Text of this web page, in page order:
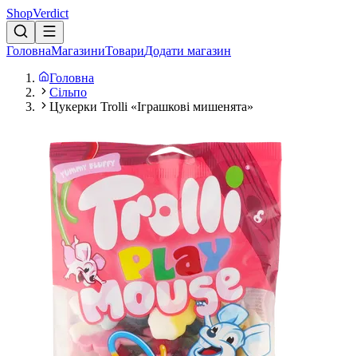
ShopVerdict
ГоловнаМагазиниТовариДодати магазин
Головна
Сільпо
Цукерки Trolli «Іграшкові мишенята»